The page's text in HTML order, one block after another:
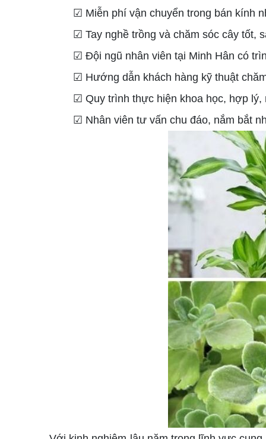
☑ Miễn phí vận chuyển trong bán kính
☑ Tay nghề trồng và chăm sóc cây tốt,
☑ Đội ngũ nhân viên tại Minh Hân có
☑ Hướng dẫn khách hàng kỹ thuật
☑ Quy trình thực hiện khoa học, hợp lý,
☑ Nhân viên tư vấn chu đáo, nắm bắt